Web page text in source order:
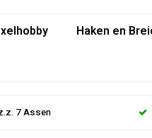
Haken en
7 Assen